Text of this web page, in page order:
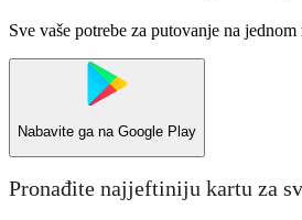
Sve vaše potrebe za putovanje na jednom
Nabavite ga na Google Play
Pronađite najjeftiniju kartu za